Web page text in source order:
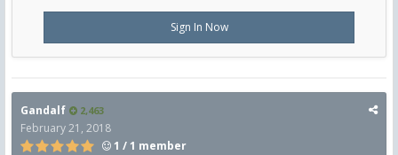
Sign In Now
Gandalf 2,463
February 21, 2018
1 / 1 member